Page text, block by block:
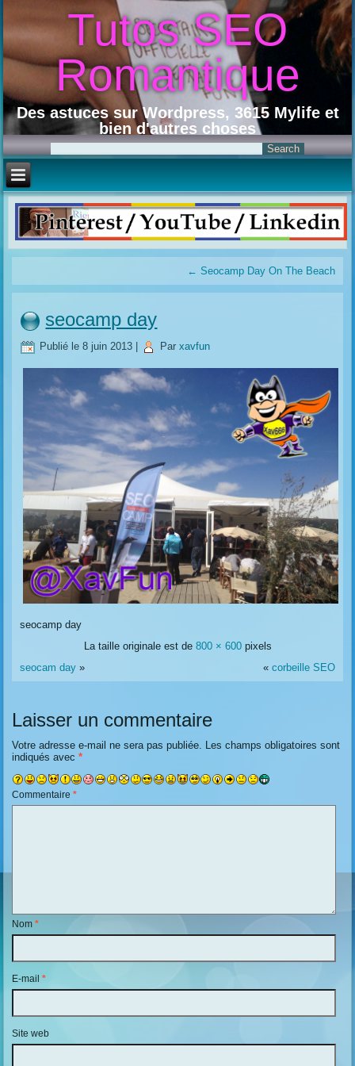
Tutos SEO
Romantique
Des astuces sur Wordpress, 3615 Mylife et
bien d'autres choses
← Seocamp Day On The Beach
seocamp day
Publié le 8 juin 2013 Par xavfun
seocamp day
La taille originale est de 800 × 600pixels
seocam day » « corbeille SEO
Laisser un commentaire
Votre adresse e-mail ne sera pas publiée. Les champs obligatoires sont
indiqués avec*
Commentaire*
Nom*
E-mail*
Site web